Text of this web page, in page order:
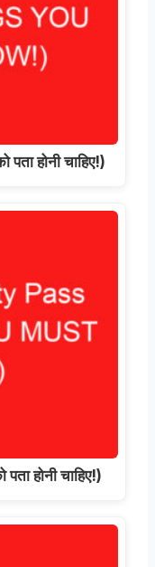
होनी चाहिए!)
होनी चाहिए!)